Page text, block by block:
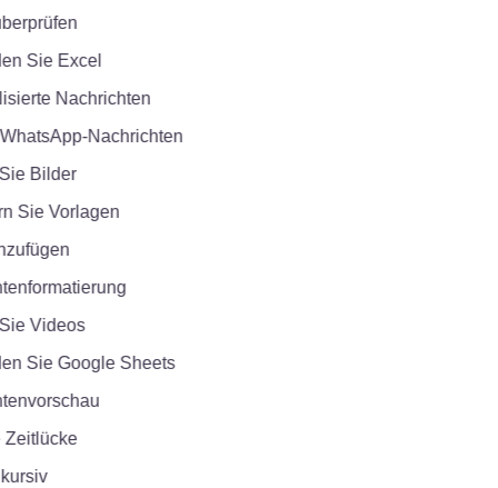
Sie Excel
Nachrichten
Nachrichten
Bilder
Vorlagen
Videos
Sie Google Sheets